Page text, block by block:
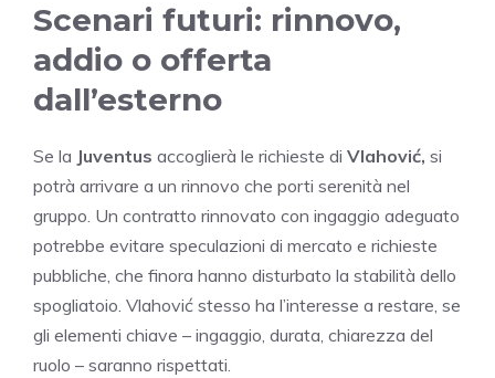
Scenari futuri: rinnovo,
addio o offerta
dall’esterno
Se la Juventus accoglierà le richieste di Vlahović, si
potrà arrivare a un rinnovo che porti serenità nel
gruppo. Un contratto rinnovato con ingaggio adeguato
potrebbe evitare speculazioni di mercato e richieste
pubbliche, che finora hanno disturbato la stabilità dello
spogliatoio. Vlahović stesso ha l’interesse a restare, se
gli elementi chiave – ingaggio, durata, chiarezza del
ruolo – saranno rispettati.